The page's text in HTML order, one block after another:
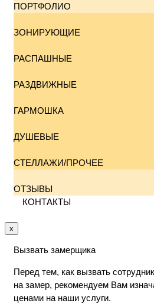
ПОРТФОЛИО
ЗОНИРУЮЩИЕ
РАСПАШНЫЕ
РАЗДВИЖНЫЕ
ГАРМОШКА
ДУШЕВЫЕ
СТЕЛЛАЖИ/ПРОЧЕЕ
ОТЗЫВЫ
КОНТАКТЫ
x
Вызвать замерщика
Перед тем, как вызвать
на замер, рекомендуем Вам
ценами на наши услуги.